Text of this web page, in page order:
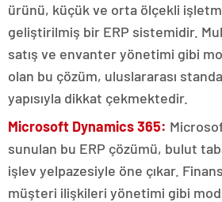
ürünü, küçük ve orta ölçekli
geliştirilmiş bir ERP sistemidir.
satış ve envanter yönetimi gibi
olan bu çözüm, uluslararası
yapısıyla dikkat çekmektedir.
Microsoft Dynamics 365:
sunulan bu ERP çözümü, bulut
işlev yelpazesiyle öne çıkar.
müşteri ilişkileri yönetimi gibi